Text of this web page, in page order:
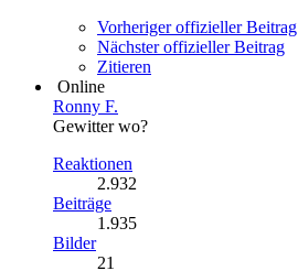
Vorheriger offizieller Beitrag
Nächster offizieller Beitrag
Zitieren
Online
Ronny F.
Gewitter wo?
Reaktionen
2.932
Beiträge
1.935
Bilder
21